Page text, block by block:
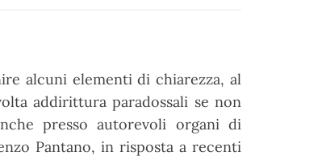
alcuni elementi di chiarezza, al
addirittura paradossali se non
presso autorevoli organi di
Pantano, in risposta a recenti